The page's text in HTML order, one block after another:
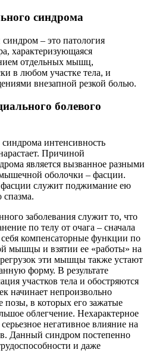
синдрома
– это патология
характеризующаяся
отдельных мышц,
в любом участке тела, и
внезапной резкой болью.
болевого
интенсивность
Причиной
является вызванное разными
оболочки – фасции.
фасции служит поджимание ею
заболевания служит то, что
по телу от очага – сначала
компенсаторные функции по
мышцы и взятии ее «работы» на
эти мышцы также устают
форму. В результате
участков тела и обостряются
начинает непроизвольно
позы, в которых его зажатые
облегчение. Нехарактерное
негативное влияние на
Данный синдром постепенно
и даже